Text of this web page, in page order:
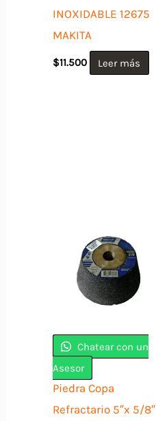
INOXIDABLE 12675
MAKITA
$11.500 Leer más
Chatear con un
Asesor
Piedra Copa
Refractario 5″x 5/8″